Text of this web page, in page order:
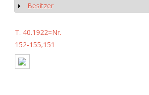
Show
Besitzer
T. 40.1922=Nr.
152-155,151